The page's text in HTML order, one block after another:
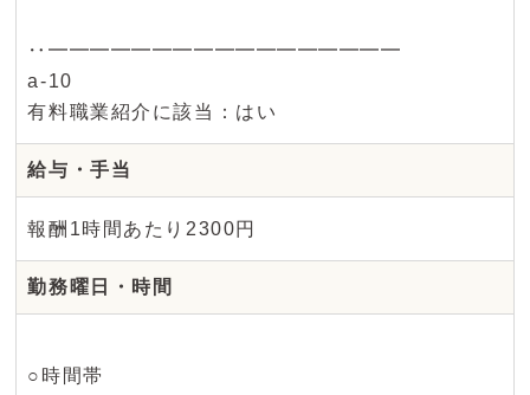
‥━━━━━━━━━━━━━━━━━
a-10
有料職業紹介に該当：はい
給与・手当
報酬1時間あたり2300円
勤務曜日・時間
○時間帯